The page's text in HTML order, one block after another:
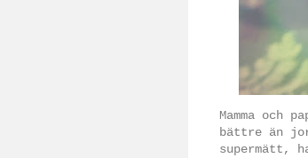
Mamma och
bättre än
supermätt,